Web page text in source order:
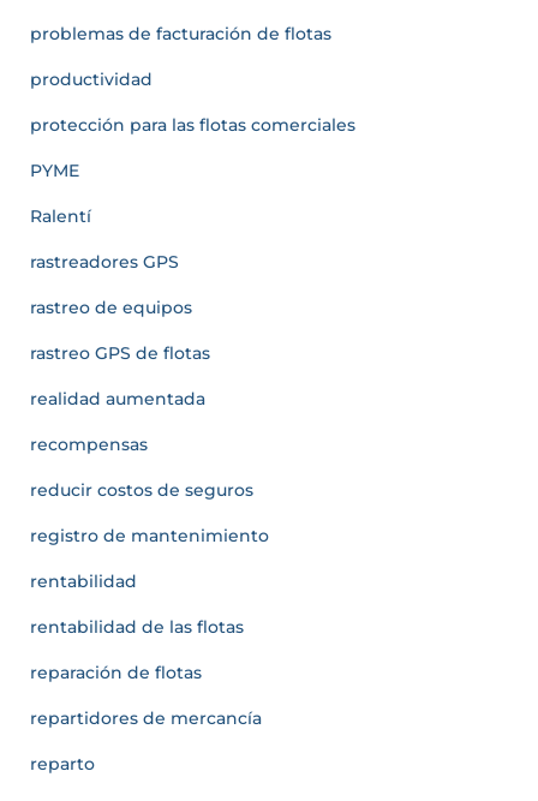
problemas de facturación de flotas
productividad
protección para las flotas comerciales
PYME
Ralentí
rastreadores GPS
rastreo de equipos
rastreo GPS de flotas
realidad aumentada
recompensas
reducir costos de seguros
registro de mantenimiento
rentabilidad
rentabilidad de las flotas
reparación de flotas
repartidores de mercancía
reparto